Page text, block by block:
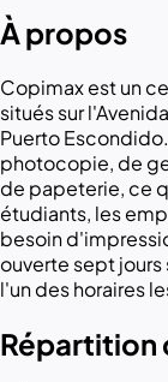
À propos
Copimax est un
situés sur
Puerto
photocopie, de
de papeterie, ce
étudiants, les
besoin
ouverte sept
l'un des horaires
Répartition